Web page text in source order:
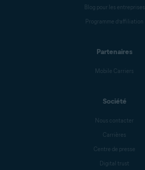
Blog pour les entreprises
Programme d’affiliation
Partenaires
Mobile Carriers
Société
Nous contacter
Carrières
Centre de presse
Digital trust